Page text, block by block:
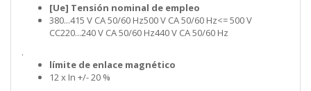
[Ue] Tensión nominal de empleo
380...415 V CA 50/60 Hz500 V CA 50/60 Hz<= 500 V
CC220...240 V CA 50/60 Hz440 V CA 50/60 Hz
.
límite de enlace magnético
12 x In +/- 20 %